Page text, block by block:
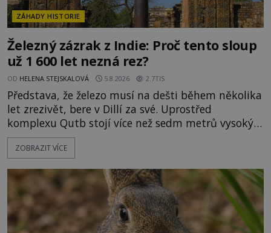
ZÁHADY HISTORIE
Železný zázrak z Indie: Proč tento sloup
už 1 600 let nezná rez?
OD HELENA STEJSKALOVÁ 5.8.2026 2.7TIS
Představa, že železo musí na dešti během několika
let zrezivět, bere v Dillí za své. Uprostřed
komplexu Qutb stojí více než sedm metrů vysoký
železný sloup, který už přibližně 1 600 let odolává
počasí s jen nepatrnými stopami koroze. Jeho
ztracených technologiích či tajemných
materiálech. Moderní metalurgie však ukazuje, že
skutečné vysvětlení je ješt
ZOBRAZIT VÍCE